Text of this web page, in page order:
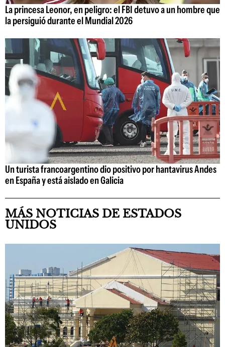
La princesa Leonor, en peligro: el FBI detuvo a un hombre que
la persiguió durante el Mundial 2026
Un turista francoargentino dio positivo por hantavirus Andes
en España y está aislado en Galicia
MÁS NOTICIAS DE ESTADOS
UNIDOS